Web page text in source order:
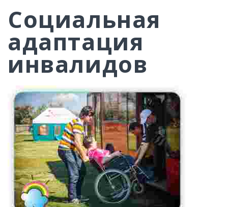
Социальная
адаптация
инвалидов